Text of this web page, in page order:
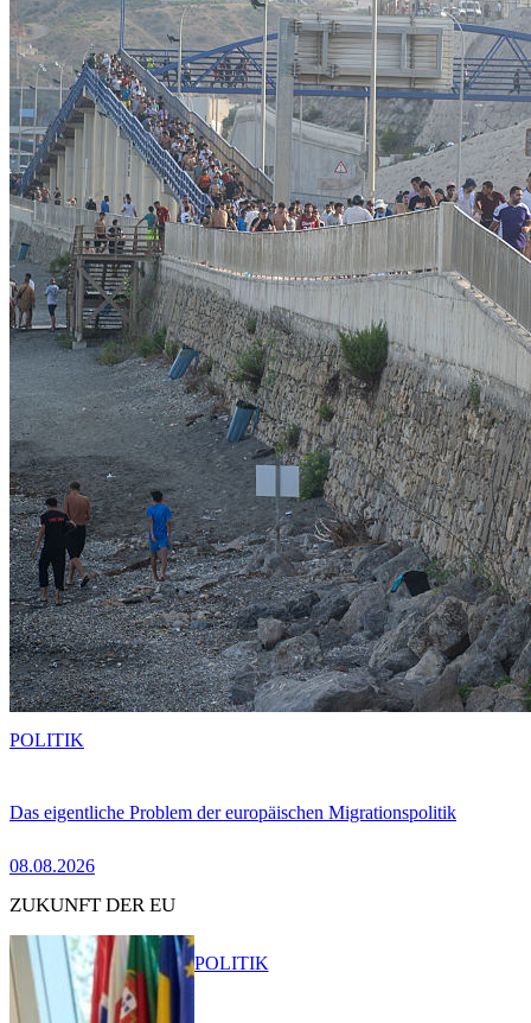
Das eigentliche Problem der europäischen Migrationspolitik
08.08.2026
POLITIK
ZUKUNFT DER EU
POLITIK